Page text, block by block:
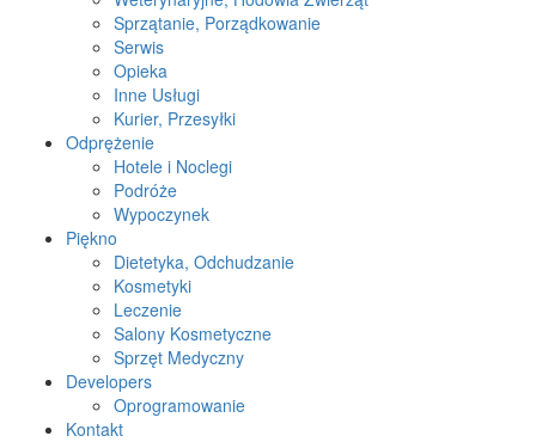
Sprzątanie, Porządkowanie
Serwis
Opieka
Inne Usługi
Kurier, Przesyłki
Odprężenie
Hotele i Noclegi
Podróże
Wypoczynek
Piękno
Dietetyka, Odchudzanie
Kosmetyki
Leczenie
Salony Kosmetyczne
Sprzęt Medyczny
Developers
Oprogramowanie
Kontakt